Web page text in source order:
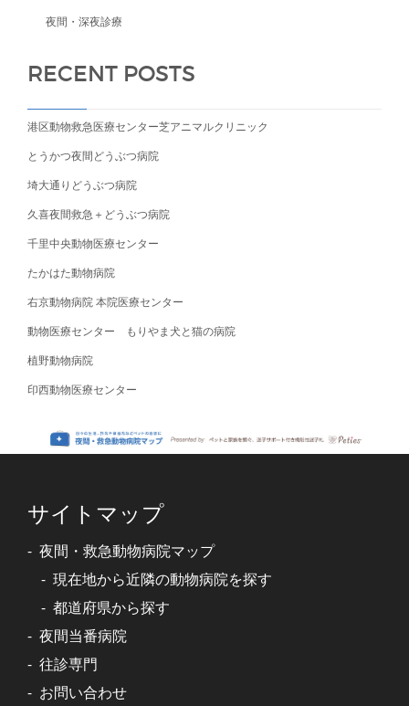
夜間・深夜診療
RECENT POSTS
港区動物救急医療センター芝アニマルクリニック
とうかつ夜間どうぶつ病院
埼大通りどうぶつ病院
久喜夜間救急＋どうぶつ病院
千里中央動物医療センター
たかはた動物病院
右京動物病院 本院医療センター
動物医療センター もりやま犬と猫の病院
植野動物病院
印西動物医療センター
サイトマップ
夜間・救急動物病院マップ
現在地から近隣の動物病院を探す
都道府県から探す
夜間当番病院
往診専門
お問い合わせ